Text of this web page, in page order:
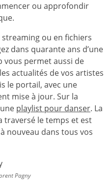
ou approfondir
ou en fichiers
dans quarante ans d’une
vous permet aussi de
actualités de vos artistes
le portail, avec une
mise à jour. Sur la
playlist pour danser. La
traversé le temps et est
nouveau dans tous vos
Pagny